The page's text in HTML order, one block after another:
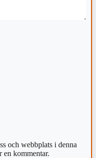
och webbplats i denna
en kommentar.